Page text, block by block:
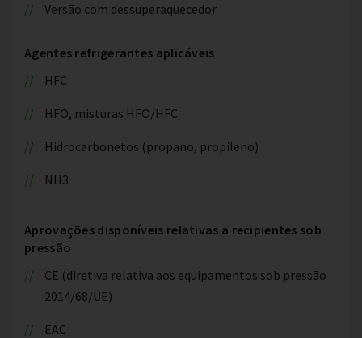
Versão com dessuperaquecedor
Agentes refrigerantes aplicáveis
HFC
HFO, misturas HFO/HFC
Hidrocarbonetos (propano, propileno)
NH3
Aprovações disponíveis relativas a recipientes sob
pressão
CE (diretiva relativa aos equipamentos sob pressão
2014/68/UE)
EAC